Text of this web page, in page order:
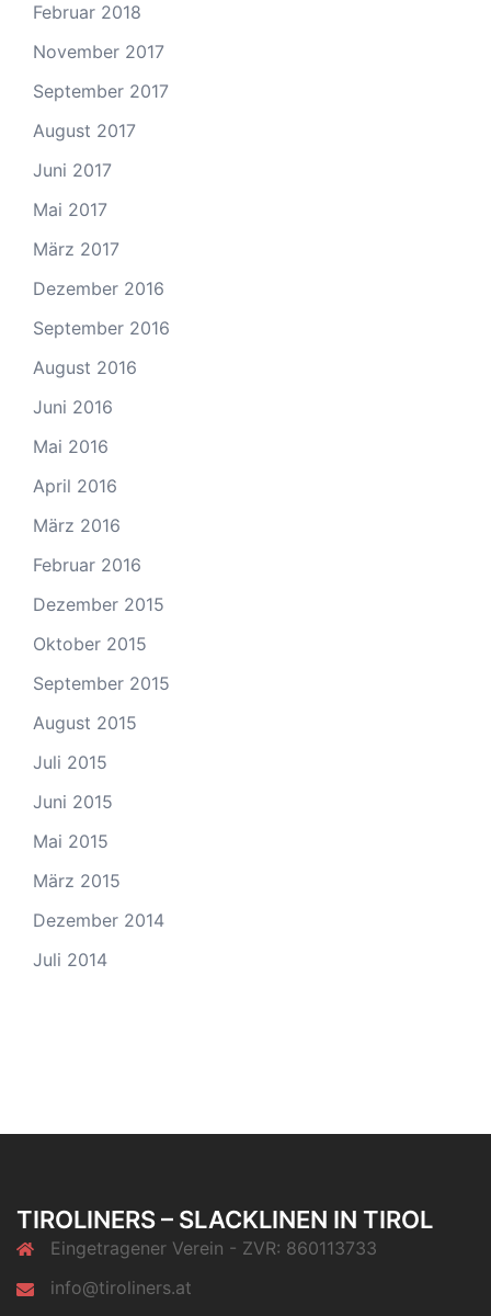
Februar 2018
November 2017
September 2017
August 2017
Juni 2017
Mai 2017
März 2017
Dezember 2016
September 2016
August 2016
Juni 2016
Mai 2016
April 2016
März 2016
Februar 2016
Dezember 2015
Oktober 2015
September 2015
August 2015
Juli 2015
Juni 2015
Mai 2015
März 2015
Dezember 2014
Juli 2014
TIROLINERS – SLACKLINEN IN TIROL
Eingetragener Verein - ZVR: 860113733
info@tiroliners.at